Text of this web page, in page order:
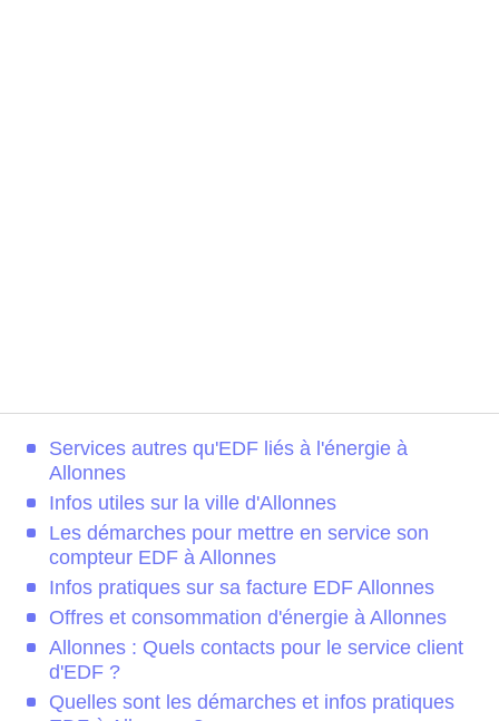
Services autres qu'EDF liés à l'énergie à
Allonnes
Infos utiles sur la ville d'Allonnes
Les démarches pour mettre en service son
compteur EDF à Allonnes
Infos pratiques sur sa facture EDF Allonnes
Offres et consommation d'énergie à Allonnes
Allonnes : Quels contacts pour le service client
d'EDF ?
Quelles sont les démarches et infos pratiques